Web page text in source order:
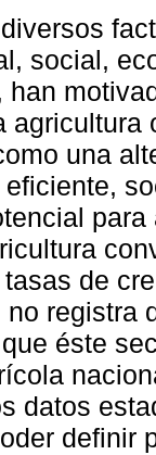
social,
agricultura
una
de
registra
éste
datos
definir